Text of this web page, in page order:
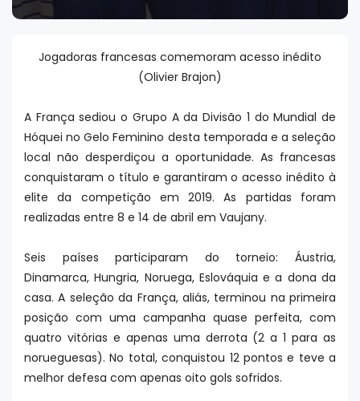
Jogadoras francesas comemoram acesso inédito
(Olivier Brajon)
A França sediou o Grupo A da Divisão 1 do Mundial de
Hóquei no Gelo Feminino desta temporada e a seleção
local não desperdiçou a oportunidade. As francesas
conquistaram o título e garantiram o acesso inédito à
elite da competição em 2019. As partidas foram
realizadas entre 8 e 14 de abril em Vaujany.
Seis países participaram do torneio: Áustria,
Dinamarca, Hungria, Noruega, Eslováquia e a dona da
casa. A seleção da França, aliás, terminou na primeira
posição com uma campanha quase perfeita, com
quatro vitórias e apenas uma derrota (2 a 1 para as
norueguesas). No total, conquistou 12 pontos e teve a
melhor defesa com apenas oito gols sofridos.